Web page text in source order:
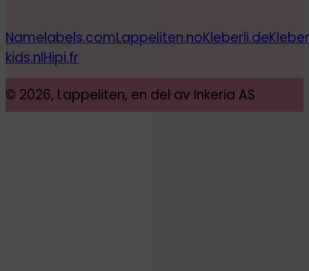
Namelabels.comLappeliten.noKleberli.de
kids.nlHipi.fr
© 2026, Lappeliten, en del av Inkeria AS